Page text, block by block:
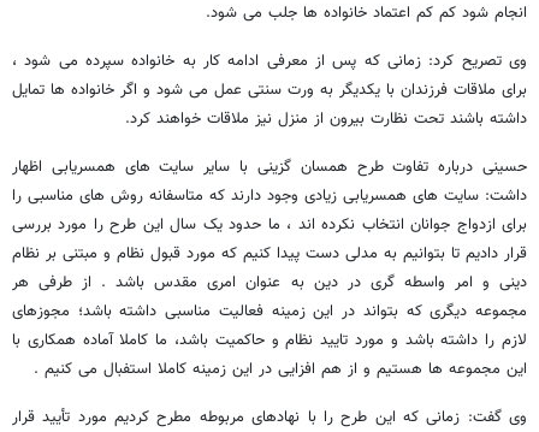
انجام شود کم کم اعتماد خانواده ها جلب می شود.
وی تصریح کرد: زمانی که پس از معرفی ادامه کار به خانواده سپرده می شود ،
برای ملاقات فرزندان با یکدیگر به ورت سنتی عمل می شود و اگر خانواده ها تمایل
داشته باشند تحت نظارت بیرون از منزل نیز ملاقات خواهند کرد.
حسینی درباره تفاوت طرح همسان گزینی با سایر سایت های همسریابی اظهار
داشت: سایت های همسریابی زیادی وجود دارند که متاسفانه روش های مناسبی را
برای ازدواج جوانان انتخاب نکرده اند ، ما حدود یک سال این طرح را مورد بررسی
قرار دادیم تا بتوانیم به مدلی دست پیدا کنیم که مورد قبول نظام و مبتنی بر نظام
دینی و امر واسطه گری در دین به عنوان امری مقدس باشد . از طرفی هر
مجموعه دیگری که بتواند در این زمینه فعالیت مناسبی داشته باشد؛ مجوزهای
لازم را داشته باشد و مورد تایید نظام و حاکمیت باشد، ما کاملا آماده همکاری با
این مجموعه ها هستیم و از هم افزایی در این زمینه کاملا استفبال می کنیم .
وی گفت: زمانی که این طرح را با نهادهای مربوطه مطرح کردیم مورد تأیید قرار